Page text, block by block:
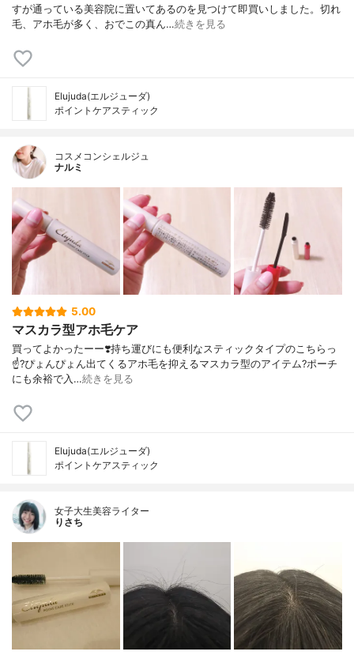
すが通っている美容院に置いてあるのを見つけて即買いしました。切れ
毛、アホ毛が多く、おでこの真ん…続きを見る
Elujuda(エルジューダ)
ポイントケアスティック
コスメコンシェルジュ
ナルミ
5.00
マスカラ型アホ毛ケア
買ってよかったーー❣️ 持ち運びにも便利なスティックタイプの こちらっ
☝️? ぴょんぴょん出てくる アホ毛を抑えるマスカラ型のアイテム? ポーチ
にも余裕で入…続きを見る
Elujuda(エルジューダ)
ポイントケアスティック
女子大生美容ライター
りさち